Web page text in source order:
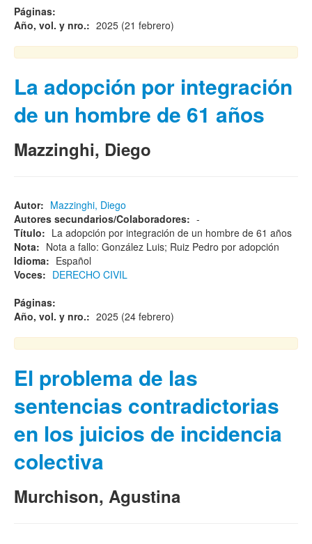
Páginas:
Año, vol. y nro.: 2025 (21 febrero)
La adopción por integración
de un hombre de 61 años
Mazzinghi, Diego
Autor: Mazzinghi, Diego
Autores secundarios/Colaboradores: -
Título: La adopción por integración de un hombre de 61 años
Nota: Nota a fallo: González Luis; Ruiz Pedro por adopción
Idioma: Español
Voces: DERECHO CIVIL
Páginas:
Año, vol. y nro.: 2025 (24 febrero)
El problema de las
sentencias contradictorias
en los juicios de incidencia
colectiva
Murchison, Agustina